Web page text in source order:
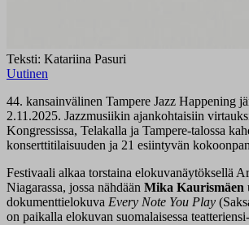
Teksti: Katariina Pasuri
Uutinen
44. kansainvälinen Tampere Jazz Happening
2.11.2025. Jazzmusiikin ajankohtaisiin
Kongressissa, Telakalla ja Tampere-talossa
konserttitilaisuuden ja 21 esiintyvän
Festivaali alkaa torstaina elokuvanäytöksellä
Niagarassa, jossa nähdään Mika Kaurismäen
dokumenttielokuva Every Note You Play
on paikalla elokuvan suomalaisessa